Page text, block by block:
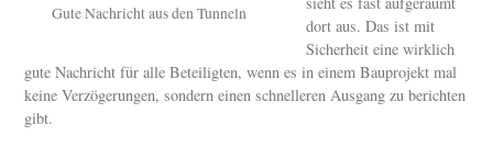
Gute Nachricht aus den Tunneln
dort aus. Das ist mit
Sicherheit eine wirklich
gute Nachricht für alle Beteiligten, wenn es in einem Bauprojekt mal
keine Verzögerungen, sondern einen schnelleren Ausgang zu berichten
gibt.